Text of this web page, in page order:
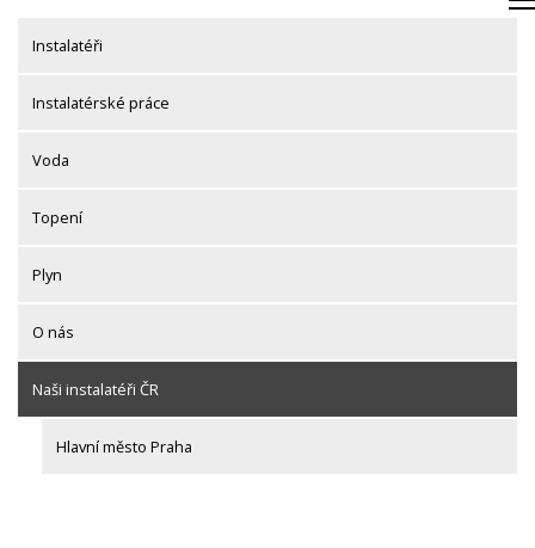
contentInstalatéři
Instalatérské práce
Voda
Topení
Plyn
O nás
Naši instalatéři ČR
Hlavní město Praha